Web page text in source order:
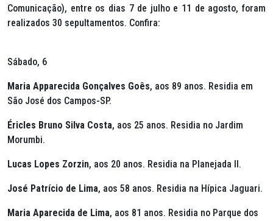
Comunicação), entre os dias 7 de julho e 11 de agosto, foram
realizados 30 sepultamentos. Confira:
Sábado, 6
Maria Apparecida Gonçalves Goês, aos 89 anos. Residia em
São José dos Campos-SP.
Éricles Bruno Silva Costa, aos 25 anos. Residia no Jardim
Morumbi.
Lucas Lopes Zorzin, aos 20 anos. Residia na Planejada II.
José Patrício de Lima, aos 58 anos. Residia na Hípica Jaguari.
Maria Aparecida de Lima, aos 81 anos. Residia no Parque dos